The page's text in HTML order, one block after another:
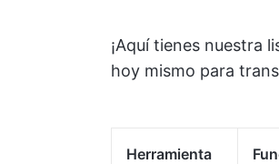
¡Aquí tienes nuestra
hoy mismo para
Herramienta